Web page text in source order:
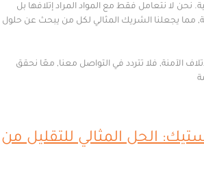
فقط مع المواد المراد إتلافها بل
الشريك المثالي لكل من يبحث عن حلول
فلا تتردد في التواصل معنا, معّا نحقق
الحل المثالي للتقليل من